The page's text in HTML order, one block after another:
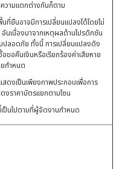
ความแตกต่างกันก็ตาม
ยืนอาจมีการเปลี่ยนแปลงได้โดยไม่
นเนื่องมาจากเหตุผลด้านโปรดักชัน
ปลอดภัย ทั้งนี้ การเปลี่ยนแปลงดัง
อขอคืนเงินหรือเรียกร้องค่าเสียหาย
กำหนด
งเป็นเพียงภาพประกอบเพื่อการ
งราคาบัตรแยกตามโซน
ป็นไปตามที่ผู้จัดงานกำหนด